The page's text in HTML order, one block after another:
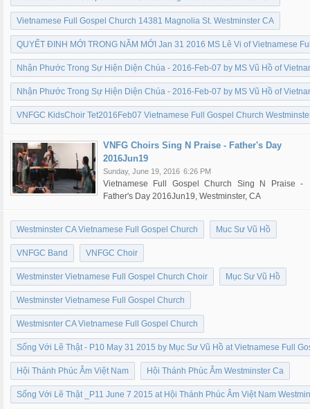
Vietnamese Full Gospel Church 14381 Magnolia St. Westminster CA
QUYẾT ĐINH MỚI TRONG NĂM MỚI Jan 31 2016 MS Lê Vi of Vietnamese
Nhận Phước Trong Sự Hiện Diện Chúa - 2016-Feb-07 by MS Vũ Hồ of
Nhận Phước Trong Sự Hiện Diện Chúa - 2016-Feb-07 by MS Vũ Hồ of
VNFGC KidsChoir Tet2016Feb07 Vietnamese Full Gospel Church
VNFG Choirs Sing N Praise - Father's Day
2016Jun19
Sunday, June 19, 2016 6:26 PM
Vietnamese Full Gospel Church Sing N Praise -
Father's Day 2016Jun19, Westminster, CA
Westminster CA Vietnamese Full Gospel Church Muc Sư Vũ Hồ
VNFGC Band VNFGC Choir
Westminster Vietnamese Full Gospel Church Choir Mục Sư Vũ Hồ
Westminster Vietnamese Full Gospel Church
Westmisnter CA Vietnamese Full Gospel Church
Sống Với Lẽ Thật - P10 May 31 2015 by Mục Sư Vũ Hồ at Vietnamese Full
Hội Thánh Phúc Âm Việt Nam Hội Thánh Phúc Âm Westminster Ca
Sống Với Lẽ Thật _P11 June 7 2015 at Hội Thánh Phúc Âm Việt Nam